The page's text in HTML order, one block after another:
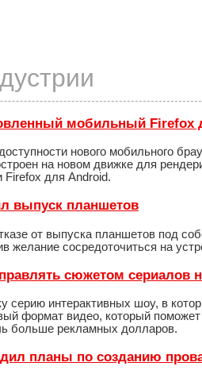
мобильный Firefox
нового мобильного
на новом движке для
для Android.
выпуск планшетов
от выпуска планшетов под
желание сосредоточиться на
сюжетом сериалов
серию интерактивных шоу, в
формат видео, который
больше рекламных долларов.
планы по созданию